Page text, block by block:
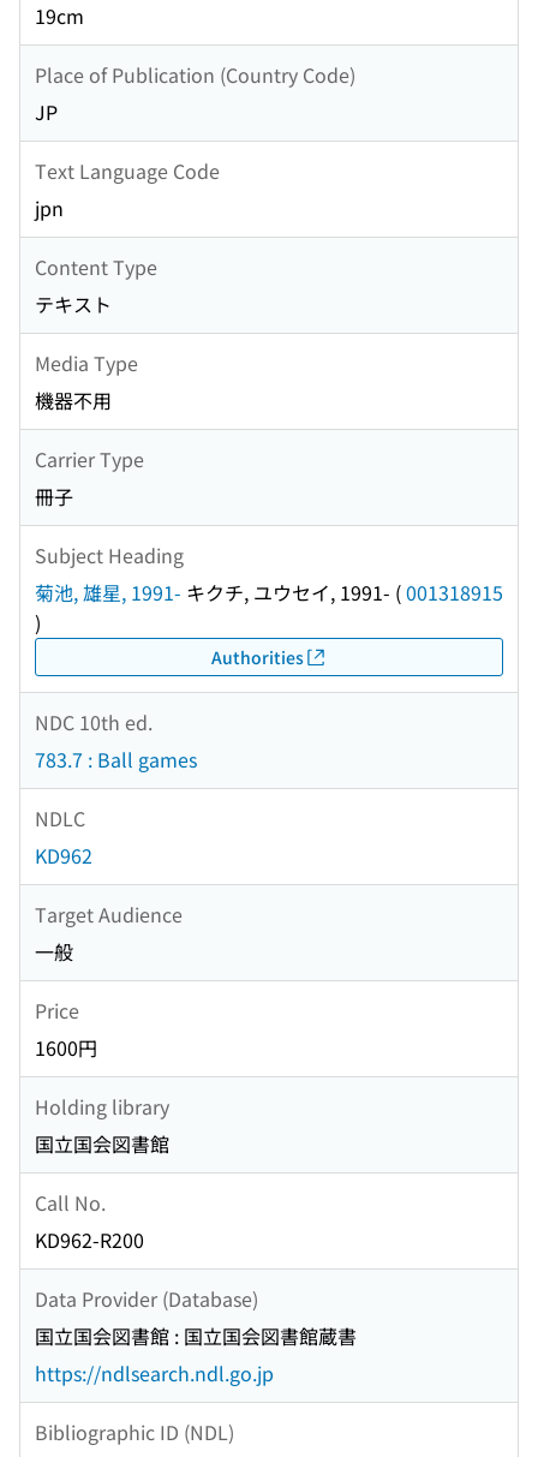
19cm
Place of Publication (Country Code)
JP
Text Language Code
jpn
Content Type
テキスト
Media Type
機器不用
Carrier Type
冊子
Subject Heading
菊池, 雄星, 1991- キクチ, ユウセイ, 1991- (001318915
)
Authorities
NDC 10th ed.
783.7 : Ball games
NDLC
KD962
Target Audience
一般
Price
1600円
Holding library
国立国会図書館
Call No.
KD962-R200
Data Provider (Database)
国立国会図書館 : 国立国会図書館蔵書
https://ndlsearch.ndl.go.jp
Bibliographic ID (NDL)